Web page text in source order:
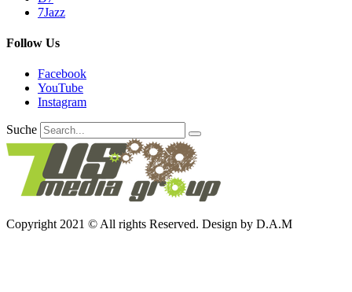
7Jazz
Follow Us
Facebook
YouTube
Instagram
Suche
Copyright 2021 © All rights Reserved. Design by D.A.M